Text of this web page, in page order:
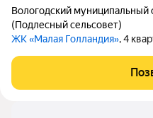
Вологодский муниципальный
(Подлесный сельсовет)
ЖК «Малая Голландия», 4